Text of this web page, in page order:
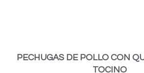
PECHUGAS DE POLLO CON
TOCINO